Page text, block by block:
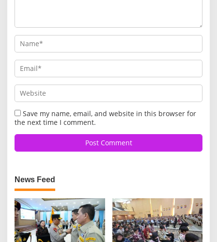
Save my name, email, and website in this browser for
the next time I comment.
News Feed